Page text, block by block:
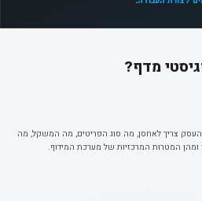
מדף?
צריך לאחסן, מה סוג הפריטים, מה המשקל, מה
ומהן המטרות המרכזיות של מערכת המידוף.